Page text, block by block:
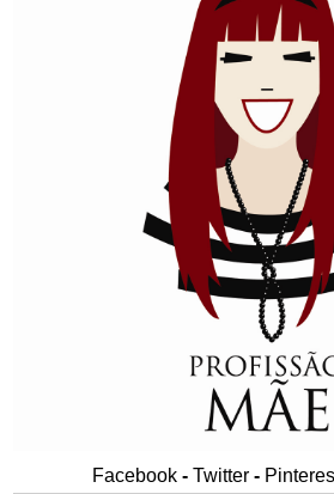
Facebook - Twitter -